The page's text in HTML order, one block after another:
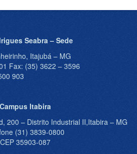
Seabra – Sede
Itajubá – MG
Fax: (35) 3622 – 3596
903
Campus Itabira
200 – Distrito Industrial II,Itabira – MG
(31) 3839-0800
CEP 35903-087